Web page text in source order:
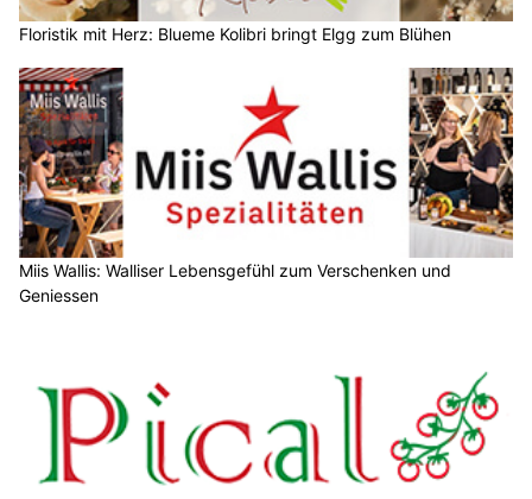
Floristik mit Herz: Blueme Kolibri bringt Elgg zum Blühen
Miis Wallis: Walliser Lebensgefühl zum Verschenken und
Geniessen